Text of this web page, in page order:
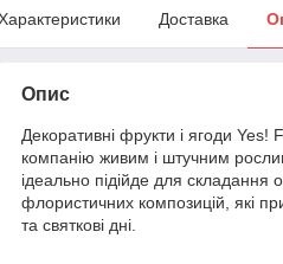
Доставка
Опис
Декоративні фрукти і ягоди Yes!
компанію живим і штучним
ідеально підійде для складання
флористичних композицій, які
та святкові дні.